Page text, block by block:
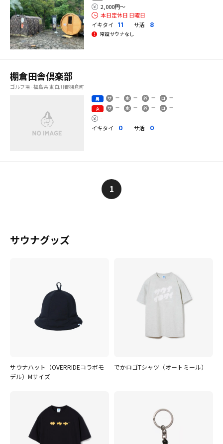
2,000円〜
本日定休日 日曜日
イキタイ
11 サ活
8
常設サウナなし
棚倉田舎倶楽部
ゴルフ場 - 福島県 東白川郡棚倉町
男
女
-
イキタイ
0 サ活 0
1
サウナグッズ
サウナハット（OVERRIDEコラボモ
デル）Mサイズ
でかロゴTシャツ（オートミール）